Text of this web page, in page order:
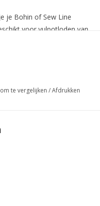
je Bohin of Sew Line
voor vulpotloden van
te vergelijken /Afdrukken